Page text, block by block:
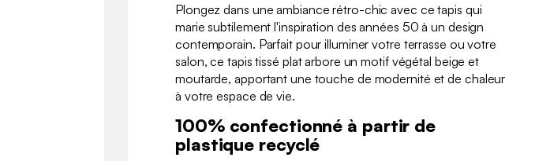
Plongez dans une ambiance rétro-chic avec ce tapis qui
marie subtilement l'inspiration des années 50 à un design
contemporain. Parfait pour illuminer votre terrasse ou votre
salon, ce tapis tissé plat arbore un motif végétal beige et
moutarde, apportant une touche de modernité et de chaleur
à votre espace de vie.
100% confectionné à partir de
plastique recyclé